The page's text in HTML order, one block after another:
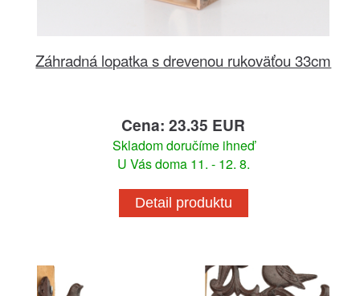
Záhradná lopatka s drevenou rukoväťou 33cm
Cena: 23.35 EUR
Skladom doručíme ihneď
U Vás doma 11. - 12. 8.
Detail produktu